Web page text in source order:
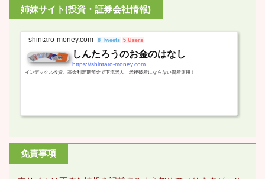
姉妹サイト(投資・証券会社情報)
shintaro-money.com 8 Tweets 5 Users
しんたろうのお金のはなし
https://shintaro-money.com
インデックス投資、高金利定期預金で下流老人、老後破産にならない資産運用！
免責事項